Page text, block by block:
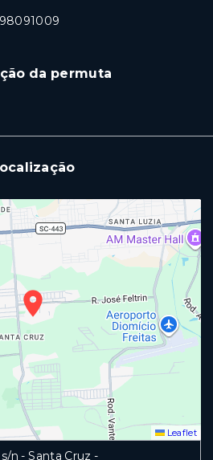
da permuta
Leaflet
n - Santa Cruz -